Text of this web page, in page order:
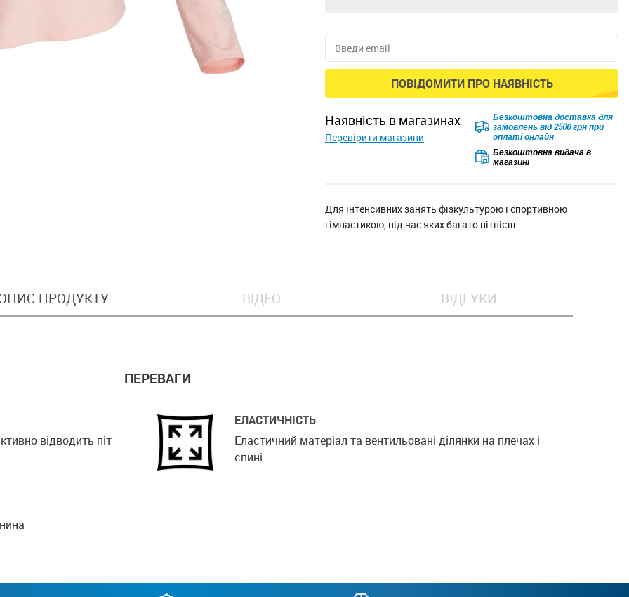
ПОВІДОМИТИ ПРО НАЯВНІСТЬ
наявність в магазинах
Перевірити магазини
Безкоштовна доставка для
замовлень від 2500 грн при
оплаті онлайн
Безкоштовна видача в
магазині
Для інтенсивних занять фізкультурою і спортивною
гімнастикою, під час яких багато пітнієш.
ПРОДУКТУ ВІДЕО ВІДГУКИ
ПЕРЕВАГИ
відводить піт
ЕЛАСТИЧНІСТЬ
Еластичний матеріал та вентильовані ділянки на плечах і
спині